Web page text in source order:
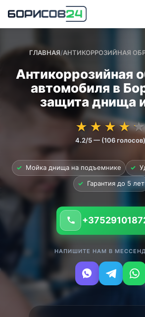
ГЛАВНАЯ/АНТИКОРРОЗИЙНАЯ
Антикоррозийная
автомобиля в
защита днища
★ ★ ★★★
4.2/5 — (106 голосов)
✓ Мойка днища на подъемнике ✓
✓ Гарантия до 5 лет
НАПИШИТЕ НАМ В